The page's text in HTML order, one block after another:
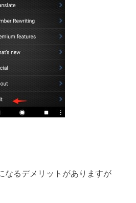
なるデメリットがありますが